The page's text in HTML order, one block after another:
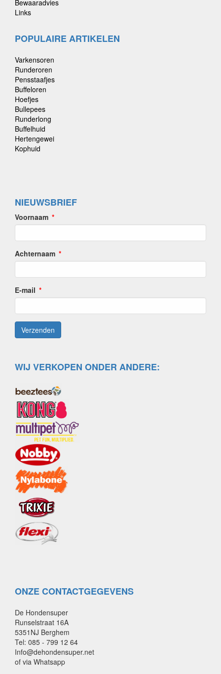
Links
POPULAIRE ARTIKELEN
Varkensoren
Runderoren
Pensstaafjes
Buffeloren
Hoefjes
Bullepees
Runderlong
Buffelhuid
Hertengewei
Kophuid
NIEUWSBRIEF
Voornaam
Achternaam
E-mail
WIJ VERKOPEN ONDER ANDERE:
ONZE CONTACTGEGEVENS
De Hondensuper
Runselstraat 16A
5351NJ Berghem
Tel: 085 - 799 12 64
Info@dehondensuper.net
of via Whatsapp